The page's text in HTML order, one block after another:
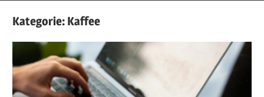
Kategorie: Kaffee